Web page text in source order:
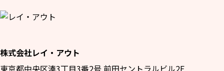
株式会社レイ・アウト
東京都中央区湊3丁目3番2号 前田セントラルビル2F